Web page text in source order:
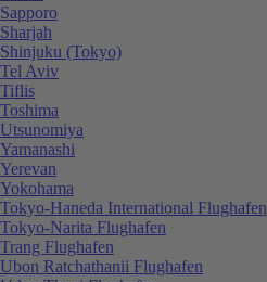
Sapporo
Sharjah
Shinjuku (Tokyo)
Tel Aviv
Tiflis
Toshima
Utsunomiya
Yamanashi
Yerevan
Yokohama
Tokyo-Haneda International Flughafen
Tokyo-Narita Flughafen
Trang Flughafen
Ubon Ratchathanii Flughafen